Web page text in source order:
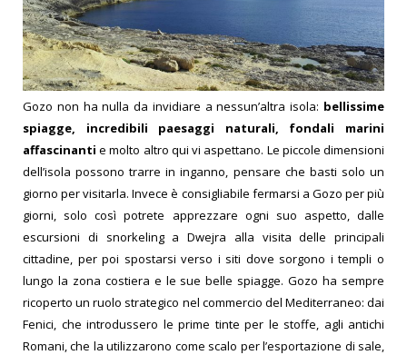
Gozo non ha nulla da invidiare a nessun’altra isola: bellissime
spiagge, incredibili paesaggi naturali, fondali marini
affascinanti e molto altro qui vi aspettano. Le piccole dimensioni
dell’isola possono trarre in inganno, pensare che basti solo un
giorno per visitarla. Invece è consigliabile fermarsi a Gozo per più
giorni, solo così potrete apprezzare ogni suo aspetto, dalle
escursioni di snorkeling a Dwejra alla visita delle principali
cittadine, per poi spostarsi verso i siti dove sorgono i templi o
lungo la zona costiera e le sue belle spiagge.Gozo ha sempre
ricoperto un ruolo strategico nel commercio del Mediterraneo: dai
Fenici, che introdussero le prime tinte per le stoffe, agli antichi
Romani, che la utilizzarono come scalo per l’esportazione di sale,